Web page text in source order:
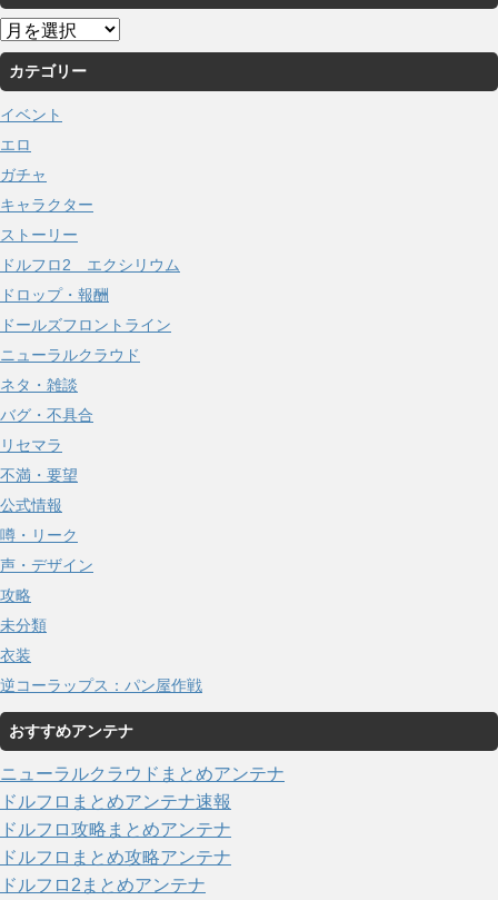
ア
ー
カ
イ
ブ
カテゴリー
イベント
エロ
ガチャ
キャラクター
ストーリー
ドルフロ2 エクシリウム
ドロップ・報酬
ドールズフロントライン
ニューラルクラウド
ネタ・雑談
バグ・不具合
リセマラ
不満・要望
公式情報
噂・リーク
声・デザイン
攻略
未分類
衣装
逆コーラップス：パン屋作戦
おすすめアンテナ
ニューラルクラウドまとめアンテナ
ドルフロまとめアンテナ速報
ドルフロ攻略まとめアンテナ
ドルフロまとめ攻略アンテナ
ドルフロ2まとめアンテナ